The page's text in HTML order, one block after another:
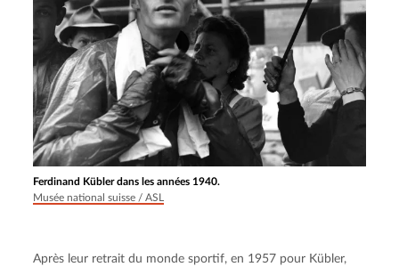
Ferdinand Kübler dans les années 1940.
Musée national suisse / ASL
Après leur retrait du monde sportif, en 1957 pour Kübler,